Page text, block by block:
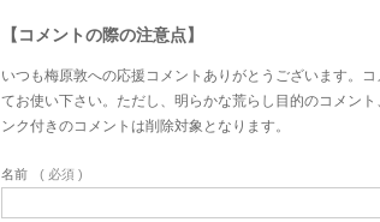
【コメントの際の注意点】
いつも梅原敦への応援コメントありがとうございます。
てお使い下さい。ただし、明らかな荒らし目的のコメン
ンク付きのコメントは削除対象となります。
名前 ( 必須 )